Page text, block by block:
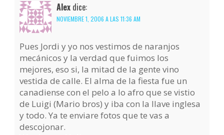
Alex dice:
NOVIEMBRE 1, 2006 A LAS 11:36 AM
Pues Jordi y yo nos vestimos de naranjos
mecánicos y la verdad que fuimos los
mejores, eso si, la mitad de la gente vino
vestida de calle. El alma de la fiesta fue un
canadiense con el pelo a lo afro que se vistio
de Luigi (Mario bros) y iba con la llave inglesa
y todo. Ya te enviare fotos que te vas a
descojonar.